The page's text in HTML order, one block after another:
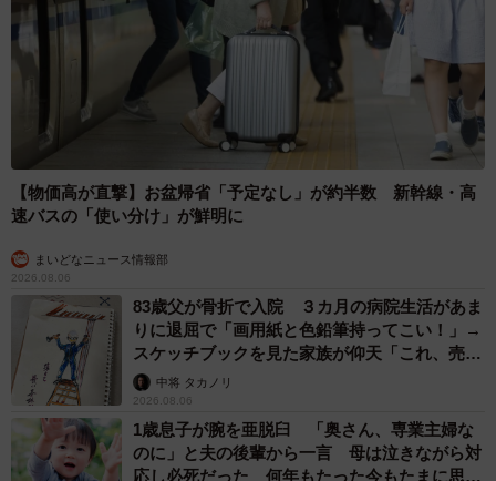
【物価高が直撃】お盆帰省「予定なし」が約半数 新幹線・高
速バスの「使い分け」が鮮明に
まいどなニュース情報部
2026.08.06
83歳父が骨折で入院 ３カ月の病院生活があま
りに退屈で「画用紙と色鉛筆持ってこい！」→
スケッチブックを見た家族が仰天「これ、売れ
ますよ…」
中将 タカノリ
2026.08.06
1歳息子が腕を亜脱臼 「奥さん、専業主婦な
のに」と夫の後輩から一言 母は泣きながら対
応し必死だった 何年もたった今もたまに思い